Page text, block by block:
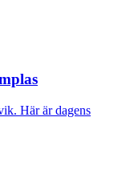
Här är dagens